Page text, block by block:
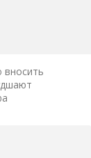
вносить